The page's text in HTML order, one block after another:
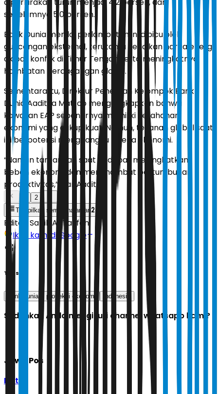
sebelumnya 5,0 persen.
Bank Dunia menilai perlambatan ini dipicu oleh
guncangan eksternal, terutama kenaikan harga energi
akibat konflik di Timur Tengah serta meningkatnya
hambatan perdagangan global.
Sementara itu, Direktur Penelitian Kelompok Bank
Dunia Aaditya Mattoo mengungkapkan bahwa
kawasan EAP sebenarnya memiliki ketahanan
ekonomi yang cukup kuat. Namun, tekanan global saat
ini berpotensi mengganggu kinerja ekonomi.
“Namun tantangan saat ini dapat meningkatkan
beban ekonomi dan menghambat pertumbuhan
produktivitas,” ujar Aaditya.
2
Tampilkan semua halaman2
Editor: Sabik Aji Taufan
Ikuti kami di Google
Tags
bank dunia proyeksi ekonomi indonesia
Sudahkah Anda mengikuti channel whatsapp kami?
Jawa Pos
Ikuti